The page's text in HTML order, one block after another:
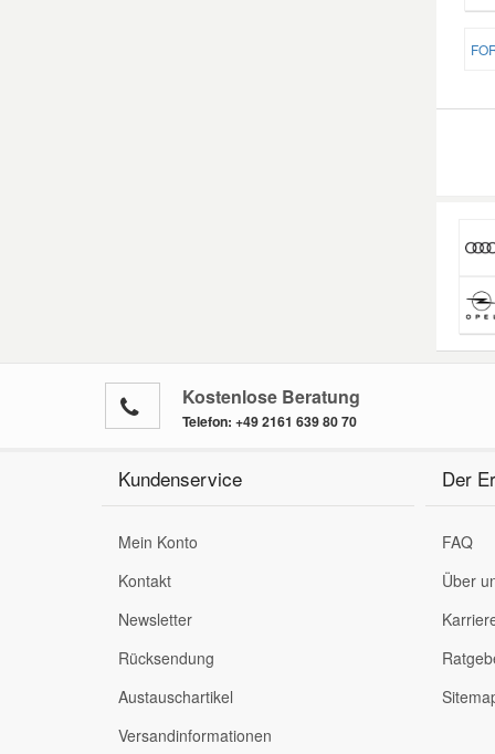
Kostenlose Beratung
Telefon: +49 2161 639 80 70
Kundenservice
Mein Konto
Kontakt
Newsletter
Rücksendung
Austauschartikel
Versandinformationen
Der
FAQ
Über